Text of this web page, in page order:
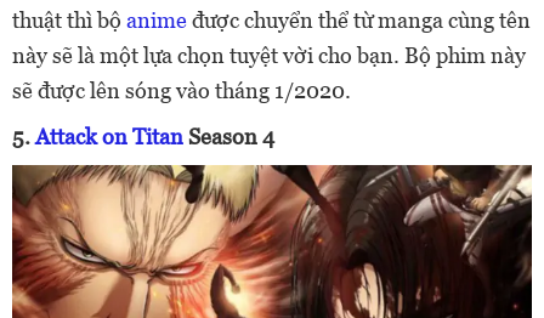
thuật thì bộ animeđược chuyển thể từ manga cùng tên
này sẽ là một lựa chọn tuyệt vời cho bạn. Bộ phim này
sẽ được lên sóng vào tháng 1/2020.
5.Attack on TitanSeason 4